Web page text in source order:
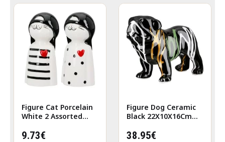
Figure Cat Porcelain
White 2 Assorted
9.73€
Figure Dog Ceramic
Black 22X10X16Cm
38.95€